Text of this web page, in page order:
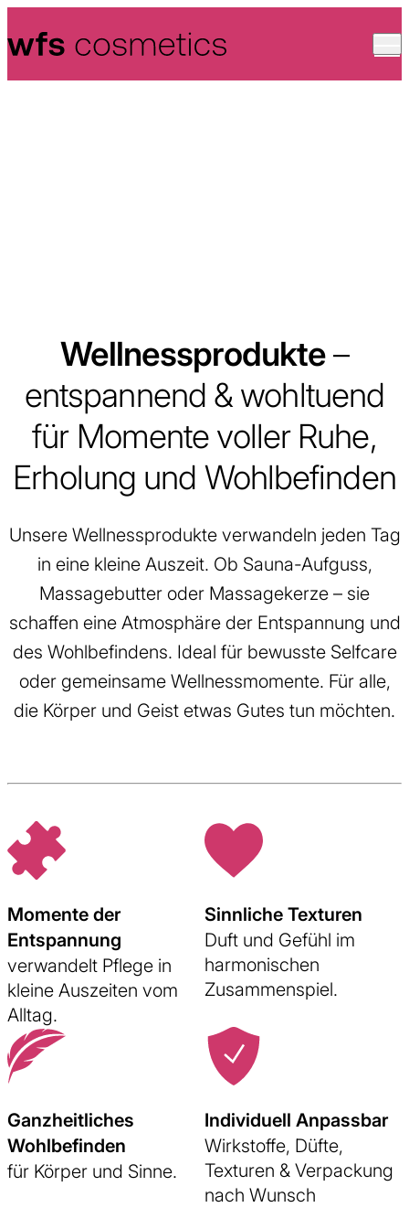
Wellnessprodukte–
entspannend & wohltuend
für Momente voller Ruhe,
Erholung und Wohlbefinden
Unsere Wellnessprodukte verwandeln jeden Tag
in eine kleine Auszeit. Ob Sauna-Aufguss,
Massagebutter oder Massagekerze – sie
schaffen eine Atmosphäre der Entspannung und
des Wohlbefindens. Ideal für bewusste Selfcare
oder gemeinsame Wellnessmomente. Für alle,
die Körper und Geist etwas Gutes tun möchten.
Momente der
Entspannung
verwandelt Pflege in
kleine Auszeiten vom
Alltag.
Sinnliche Texturen
Duft und Gefühl im
harmonischen
Zusammenspiel.
Ganzheitliches
Wohlbefinden
für Körper und Sinne.
Individuell Anpassbar
Wirkstoffe, Düfte,
Texturen & Verpackung
nach Wunsch